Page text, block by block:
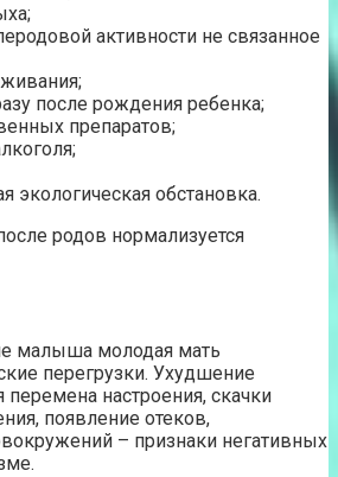
активности не связанное
после рождения ребенка;
препаратов;
экологическая обстановка.
родов нормализуется
малыша молодая мать
перегрузки. Ухудшение
перемена настроения, скачки
появление отеков,
– признаки негативных